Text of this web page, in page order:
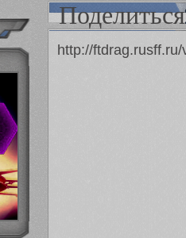
Поделиться
http://